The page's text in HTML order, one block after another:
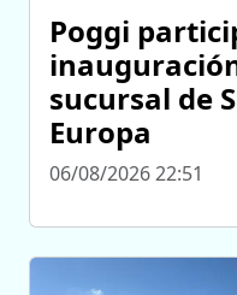
Poggi
sucursal de
Europa
06/08/2026 22:51